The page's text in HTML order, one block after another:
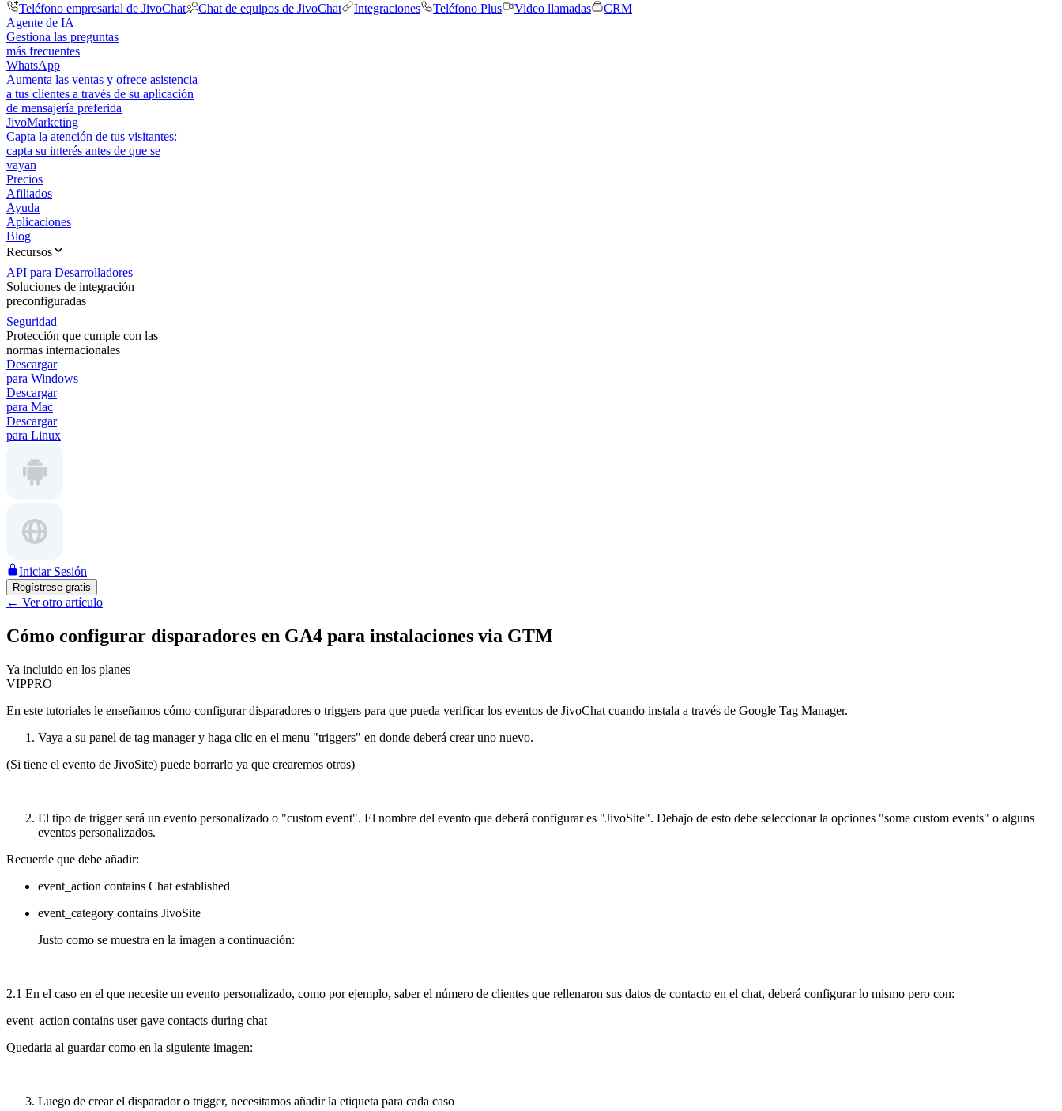
Teléfono empresarial de JivoChat
Chat de equipos de JivoChat Integraciones Teléfono Plus Video llamadas
CRM
Agente de IA
Gestiona las preguntas
más frecuentes
WhatsApp
Aumenta las ventas y ofrece asistencia
a tus clientes a través de su aplicación
de mensajería preferida
JivoMarketing
Capta la atención de tus visitantes:
capta su interés antes de que se
vayan
Precios
Afiliados
Ayuda
Aplicaciones
Blog
Recursos
API para Desarrolladores
Soluciones de integración
preconfiguradas
Seguridad
Protección que cumple con las
normas internacionales
Descargar
para Windows
Descargar
para Mac
Descargar
para Linux
Iniciar Sesión
Regístrese gratis
← Ver otro artículo
Cómo configurar disparadores en GA4 para instalaciones via GTM
Ya incluido en los planes
VIPPRO
En este tutoriales le enseñamos cómo configurar disparadores o triggers para que pueda verificar los eventos de JivoChat cuando instala a través de Google Tag Manager.
Vaya a su panel de tag manager y haga clic en el menu "triggers" en donde deberá crear uno nuevo.
(Si tiene el evento de JivoSite) puede borrarlo ya que crearemos otros)
El tipo de trigger será un evento personalizado o "custom event". El nombre del evento que deberá configurar es "JivoSite". Debajo de esto debe seleccionar la opciones "some custom events" o alguns
eventos personalizados.
Recuerde que debe añadir:
event_action contains Chat established
event_category contains JivoSite
Justo como se muestra en la imagen a continuación:
2.1 En el caso en el que necesite un evento personalizado, como por ejemplo, saber el número de clientes que rellenaron sus datos de contacto en el chat, deberá configurar lo mismo pero con:
event_action contains user gave contacts during chat
Quedaria al guardar como en la siguiente imagen:
Luego de crear el disparador o trigger, necesitamos añadir la etiqueta para cada caso